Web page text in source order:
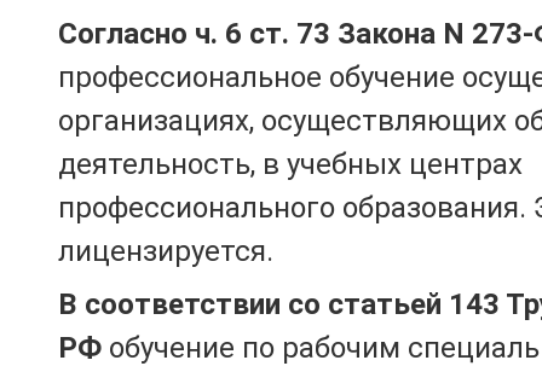
Согласно ч. 6 ст. 73 Закона N
профессиональное обучение
организациях, осуществляющих
деятельность, в учебных центрах
профессионального образования.
лицензируется.
В соответствии со статьей 143
РФ обучение по рабочим